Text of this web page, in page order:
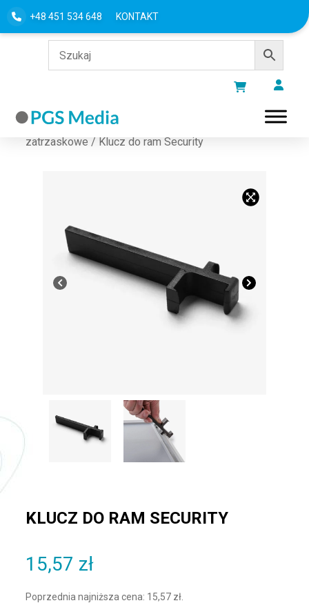
+48 451 534 648 KONTAKT
Strona główna/Ramy na plakaty
zatrzaskowe / Klucz do ram Security
KLUCZ DO RAM SECURITY
15,57 zł
Poprzednia najniższa cena: 15,57 zł